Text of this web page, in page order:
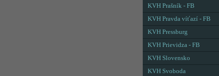
KVH Prašník - FB
KVH Pravda víťazí - FB
KVH Pressburg
KVH Prievidza - FB
KVH Slovensko
KVH Svoboda